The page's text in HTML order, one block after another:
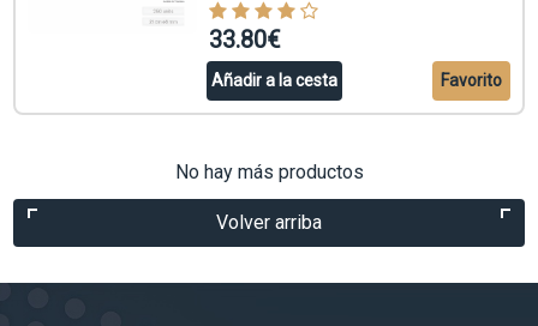
33.80€
Añadir a la cesta Favorito
No hay más productos
Volver arriba